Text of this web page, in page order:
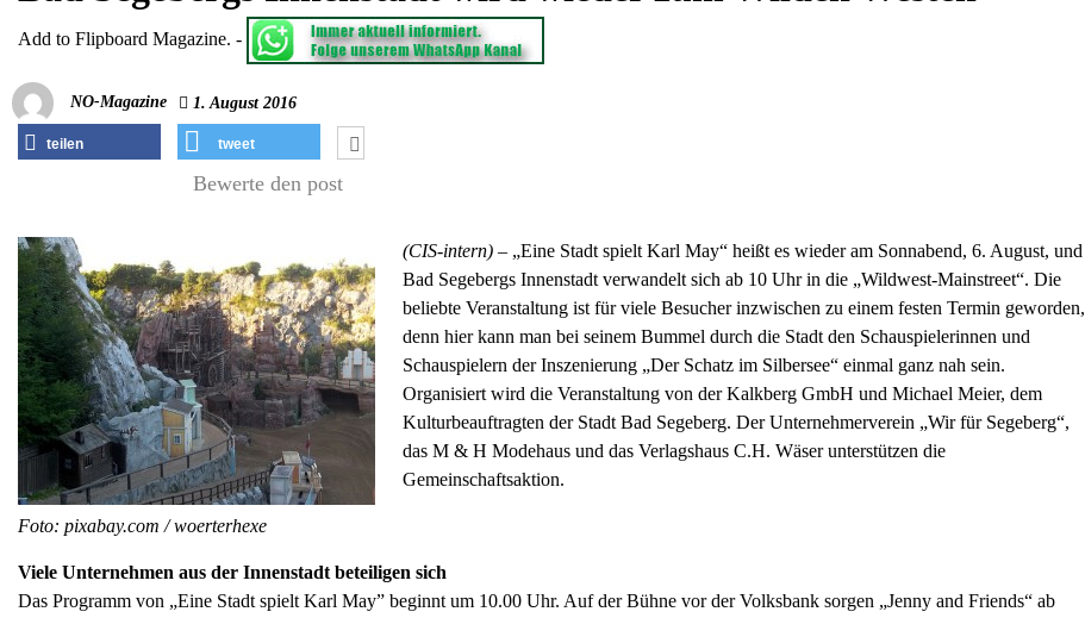
Add to Flipboard Magazine. -
NO-Magazine 1. August 2016
teilen tweet
Bewerte den post
(CIS-intern) – „Eine Stadt spielt Karl May“ heißt es wieder am Sonnabend, 6. August, und
Bad Segebergs Innenstadt verwandelt sich ab 10 Uhr in die „Wildwest-Mainstreet“. Die
beliebte Veranstaltung ist für viele Besucher inzwischen zu einem festen Termin geworden,
denn hier kann man bei seinem Bummel durch die Stadt den Schauspielerinnen und
Schauspielern der Inszenierung „Der Schatz im Silbersee“ einmal ganz nah sein.
Organisiert wird die Veranstaltung von der Kalkberg GmbH und Michael Meier, dem
Kulturbeauftragten der Stadt Bad Segeberg. Der Unternehmerverein „Wir für Segeberg“,
das M & H Modehaus und das Verlagshaus C.H. Wäser unterstützen die
Gemeinschaftsaktion.
Foto: pixabay.com / woerterhexe
Viele Unternehmen aus der Innenstadt beteiligen sich
Das Programm von „Eine Stadt spielt Karl May” beginnt um 10.00 Uhr. Auf der Bühne vor der Volksbank sorgen „Jenny and Friends“ ab